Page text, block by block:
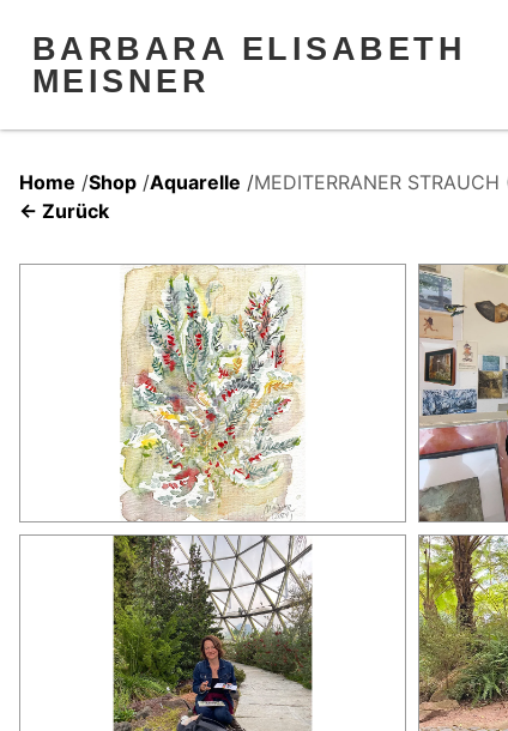
BARBARA ELISABETH
MEISNER
Home /Shop /Aquarelle /MEDITERRANER
← Zurück